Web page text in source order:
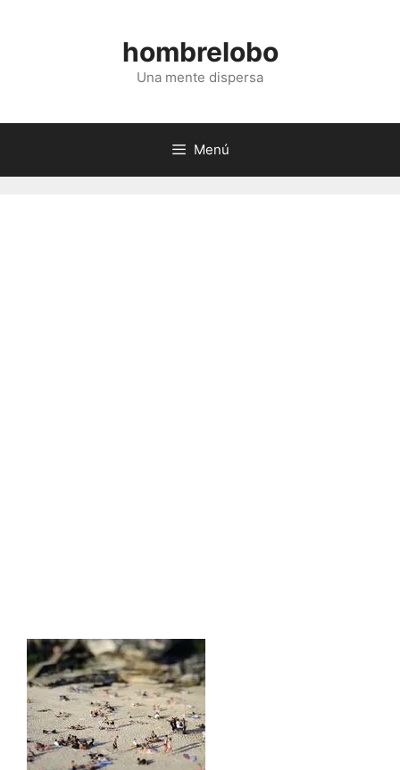
hombrelobo
Una mente dispersa
Menú